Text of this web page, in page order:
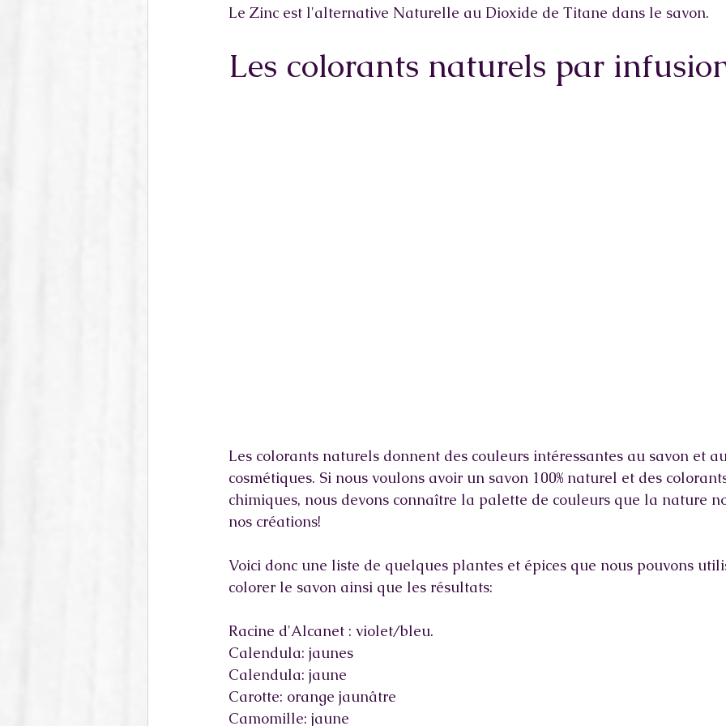
Le Zinc est l'alternative Naturelle au Dioxide de Titane dans le savon.
Les colorants naturels par
Les colorants naturels donnent des couleurs intéressantes au savon et
cosmétiques. Si nous voulons avoir un savon 100% naturel et des
chimiques, nous devons connaître la palette de couleurs que la nature
nos créations!
Voici donc une liste de quelques plantes et épices que nous pouvons
colorer le savon ainsi que les résultats:
Racine d'Alcanet : violet/bleu.
Calendula: jaunes
Calendula: jaune
Carotte: orange jaunâtre
Camomille: jaune